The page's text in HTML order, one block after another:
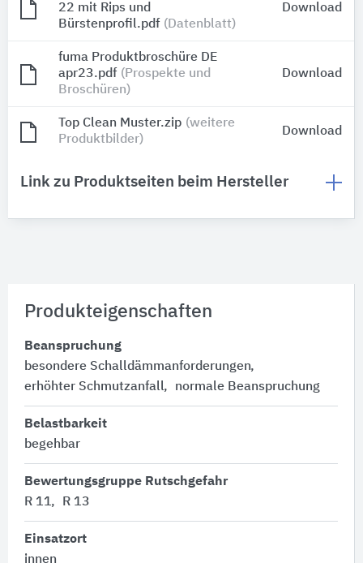
22 mit Rips und
Bürstenprofil.pdf (Datenblatt)
Download
fuma Produktbroschüre DE
apr23.pdf (Prospekte und
Broschüren)
Download
Top Clean Muster.zip (weitere
Produktbilder)
Download
Link zu Produktseiten beim Hersteller
Produkteigenschaften
Beanspruchung
besondere Schalldämmanforderungen
erhöhter Schmutzanfall
normale Beanspruchung
Belastbarkeit
begehbar
Bewertungsgruppe Rutschgefahr
R 11
R 13
Einsatzort
innen